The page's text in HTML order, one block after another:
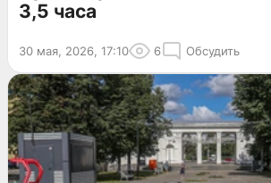
3,5 часа
30 мая, 2026, 17:10 6 Обсудить